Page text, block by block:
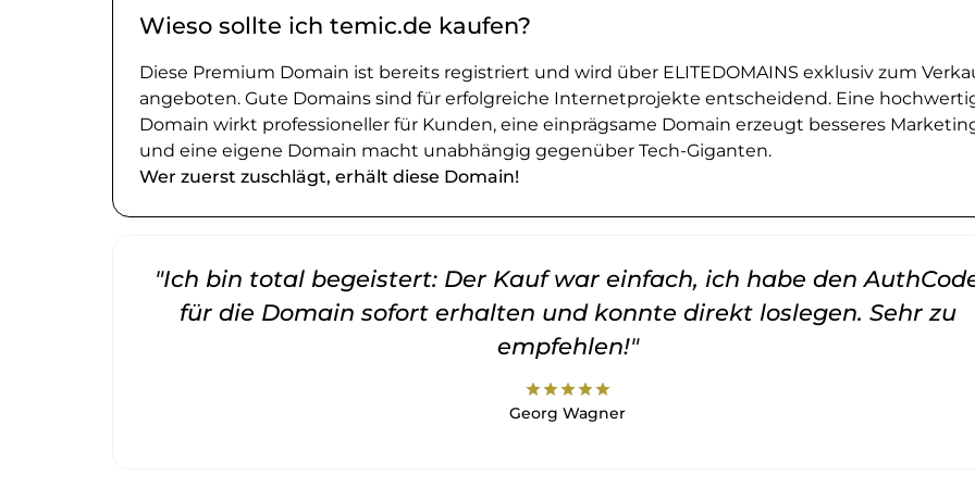
Wieso sollte ich temic.de kaufen?
Diese Premium Domain ist bereits registriert und wird über ELITEDOMAINS exklusiv zum
angeboten. Gute Domains sind für erfolgreiche Internetprojekte entscheidend. Eine
Domain wirkt professioneller für Kunden, eine einprägsame Domain erzeugt besseres
und eine eigene Domain macht unabhängig gegenüber Tech-Giganten.
Wer zuerst zuschlägt, erhält diese Domain!
"Ich bin total begeistert: Der Kauf war einfach, ich habe den
für die Domain sofort erhalten und konnte direkt loslegen. Sehr zu
empfehlen!"
starstarstarstarstar
Georg Wagner